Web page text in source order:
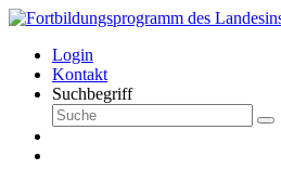
Login
Kontakt
Suchbegriff